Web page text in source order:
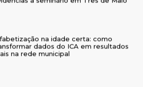
na idade certa: como
dados do ICA em resultados
na rede municipal